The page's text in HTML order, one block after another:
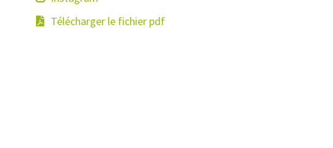
Télécharger le fichier pdf